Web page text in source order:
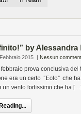
by Alessandra
2015 | Nessun
febbraio prova conclusiva
era un certo “Eolo” che
un vento fortissimo che ha […]